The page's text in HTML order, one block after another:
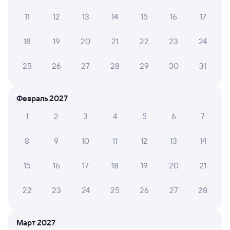
Наталья Н.
добрый человек и замечательный сотрудник!)
10 Анастасия М.
Отличная поездка, очень приятные
приятно
11 12 13 14 15 16 17
18 19 20 21 22 23 24
25 26 27 28 29 30 31
Февраль 2027
1
2 3 4 5 6 7
8 9 10 11 12 13 14
15 16 17 18 19 20 21
22 23 24 25 26 27 28
Март 2027